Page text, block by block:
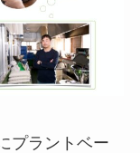
プラントベー